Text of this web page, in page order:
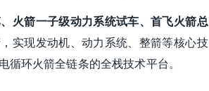
火箭一子级动力系统试车、首飞火箭总
实现发动机、动力系统、整箭等核心技
循环火箭全链条的全栈技术平台。